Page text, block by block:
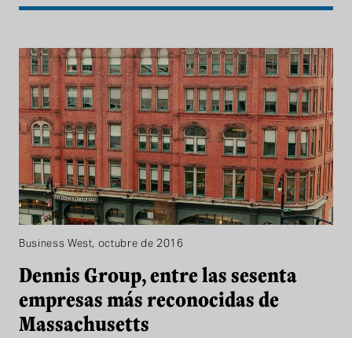
Business West, octubre de 2016
Dennis Group, entre las sesenta
empresas más reconocidas de
Massachusetts